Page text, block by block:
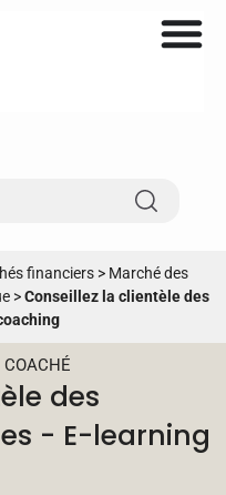
financiers > Marché des
>Conseillez la clientèle des
des
- E-learning